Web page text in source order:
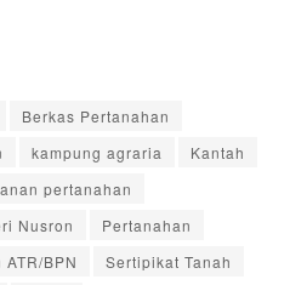
Berkas Pertanahan
kampung agraria
Kantah
pertanahan
Nusron
Pertanahan
BPN
Sertipikat Tanah